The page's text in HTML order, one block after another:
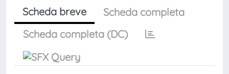
Scheda breve
Scheda completa
Scheda completa (DC)